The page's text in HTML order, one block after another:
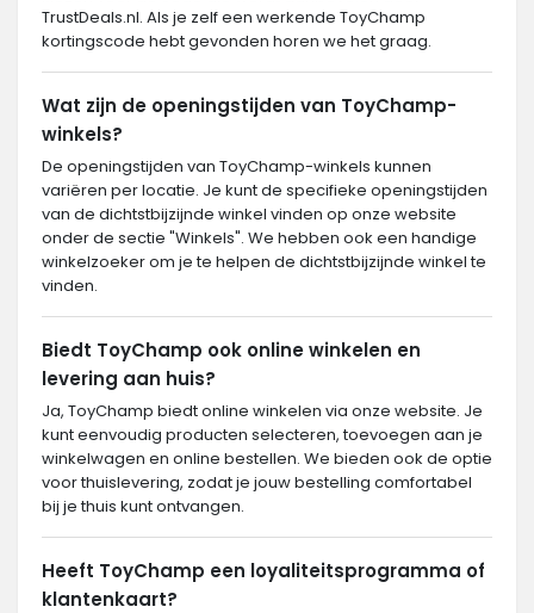
TrustDeals.nl. Als je zelf een werkende ToyChamp
kortingscode hebt gevonden horen we het graag.
Wat zijn de openingstijden van ToyChamp-
winkels?
De openingstijden van ToyChamp-winkels kunnen
variëren per locatie. Je kunt de specifieke openingstijden
van de dichtstbijzijnde winkel vinden op onze website
onder de sectie "Winkels". We hebben ook een handige
winkelzoeker om je te helpen de dichtstbijzijnde winkel te
vinden.
Biedt ToyChamp ook online winkelen en
levering aan huis?
Ja, ToyChamp biedt online winkelen via onze website. Je
kunt eenvoudig producten selecteren, toevoegen aan je
winkelwagen en online bestellen. We bieden ook de optie
voor thuislevering, zodat je jouw bestelling comfortabel
bij je thuis kunt ontvangen.
Heeft ToyChamp een loyaliteitsprogramma of
klantenkaart?